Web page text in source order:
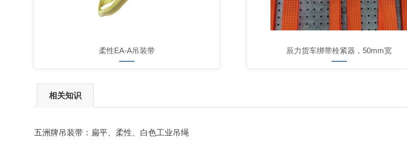
柔性EA-A吊装带 辰力货车绑带栓紧器，50mm宽
相关知识
五洲牌吊装带：扁平、柔性、白色工业吊绳